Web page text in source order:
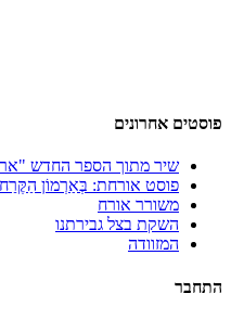
פוסטים אחרונים
שיר מתוך הספר החדש
פוסט אורחת: בְּאַרְמוֹן
משורר אורח
השקת בצל גבירתנו
המזוודה
התחבר